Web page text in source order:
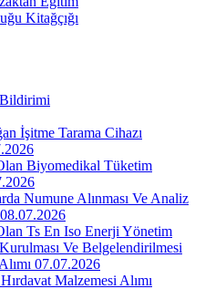
Kitağçığı
İşitme Tarama Cihazı
Biyomedikal Tüketim
Numune Alınması Ve Analiz
Ts En Iso Enerji Yönetim
Ve Belgelendirilmesi
07.07.2026
Malzemesi Alımı